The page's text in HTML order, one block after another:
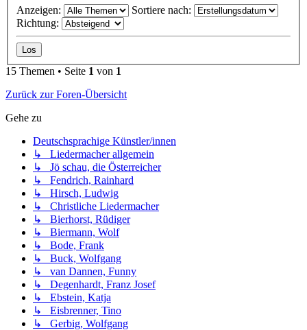
Anzeigen:
Sortiere nach:
Richtung:
15 Themen • Seite 1 von 1
Zurück zur Foren-Übersicht
Gehe zu
Deutschsprachige Künstler/innen
↳ Liedermacher allgemein
↳ Jö schau, die Österreicher
↳ Fendrich, Rainhard
↳ Hirsch, Ludwig
↳ Christliche Liedermacher
↳ Bierhorst, Rüdiger
↳ Biermann, Wolf
↳ Bode, Frank
↳ Buck, Wolfgang
↳ van Dannen, Funny
↳ Degenhardt, Franz Josef
↳ Ebstein, Katja
↳ Eisbrenner, Tino
↳ Gerbig, Wolfgang